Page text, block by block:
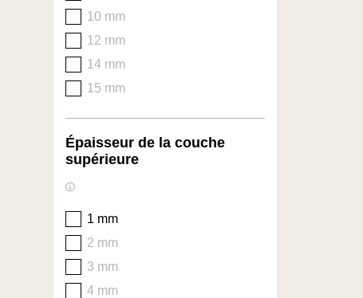
10 mm
12 mm
14 mm
15 mm
Épaisseur de la couche
supérieure
1 mm
2 mm
3 mm
4 mm